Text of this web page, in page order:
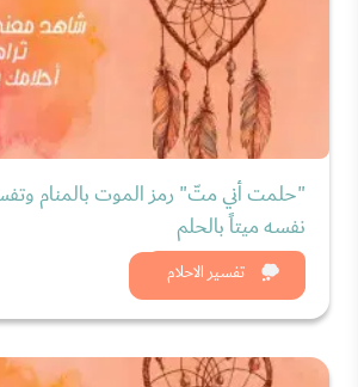
تفسير الاحلام
"حلمت أني متّ" رمز الموت بالمنام
نفسه ميتاً بالحلم
شاهد الان